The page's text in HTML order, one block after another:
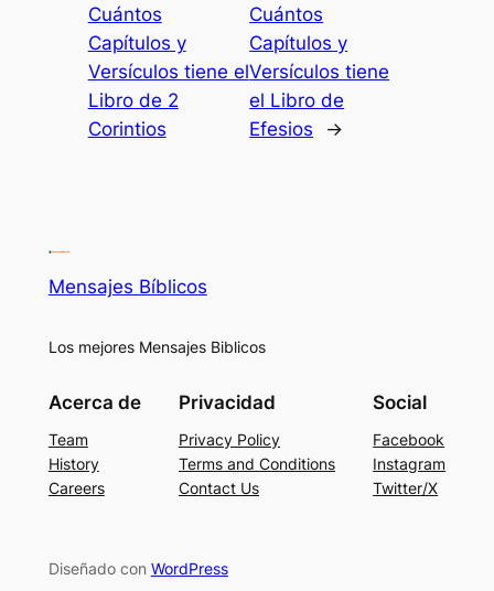
Cuántos
Capítulos y
Versículos tiene el
Libro de 2
Corintios
Cuántos
Capítulos y
Versículos tiene
el Libro de
Efesios
→
Mensajes Bíblicos
Los mejores Mensajes Biblicos
Acerca de
Team
History
Careers
Privacidad
Privacy Policy
Terms and Conditions
Contact Us
Social
Facebook
Instagram
Twitter/X
Diseñado con WordPress